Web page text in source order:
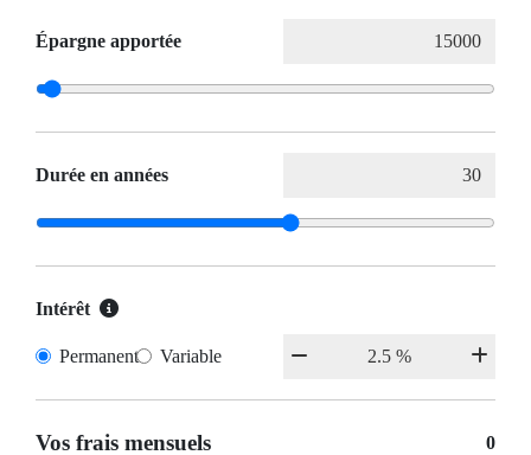
Épargne apportée
Durée en années
Intérêt
Permanent Variable
Vos frais mensuels 0